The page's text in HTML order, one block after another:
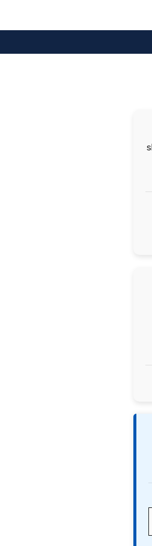
innhold